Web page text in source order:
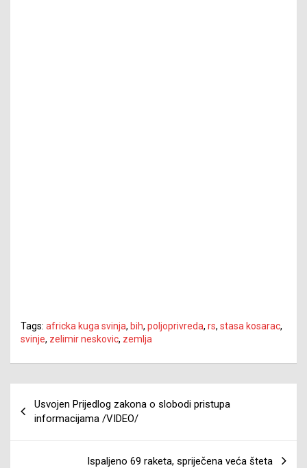
Tags: africka kuga svinja, bih, poljoprivreda, rs, stasa kosarac,
svinje, zelimir neskovic, zemlja
članaka
Usvojen Prijedlog zakona o slobodi pristupa
informacijama /VIDEO/
Ispaljeno 69 raketa, spriječena veća šteta